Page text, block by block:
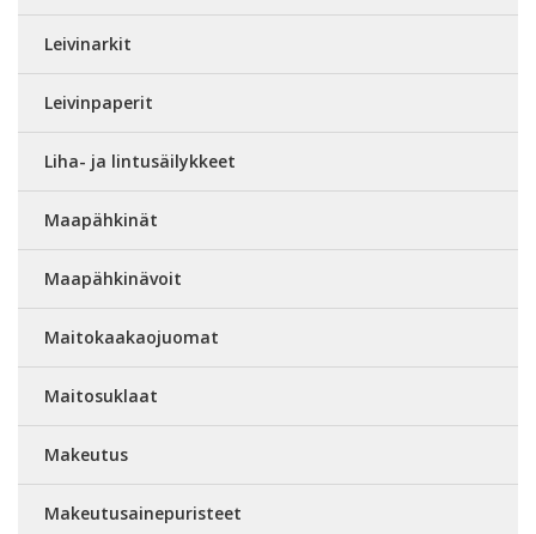
Leivinarkit
Leivinpaperit
Liha- ja lintusäilykkeet
Maapähkinät
Maapähkinävoit
Maitokaakaojuomat
Maitosuklaat
Makeutus
Makeutusainepuristeet